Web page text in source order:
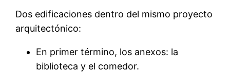
Dos edificaciones dentro del mismo proyecto
arquitectónico:
En primer término, los anexos: la
biblioteca y el comedor.